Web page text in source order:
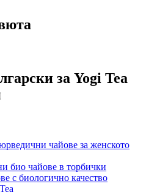
за Yogi Tea
чайове за женското
био чайове в торбички
с биологично качество